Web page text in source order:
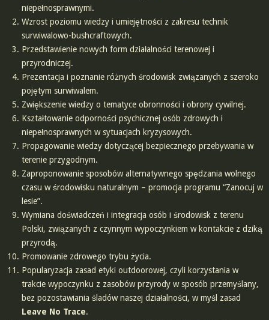
niepełnosprawnymi.
Wzrost poziomu wiedzy i umiejętności z zakresu technik
surwiwalowo-bushcraftowych.
Przedstawienie nowych form działalności terenowej i
przyrodniczej.
Prezentacja i poznanie różnych środowisk związanych z szeroko
pojętym surwiwalem.
Zwiększenie wiedzy o tematyce obronności i obrony cywilnej.
Kształtowanie odporności psychicznej osób zdrowych i
niepełnosprawnych w sytuacjach kryzysowych.
Propagowanie wiedzy dotyczącej bezpiecznego przebywania w
terenie przygodnym.
Zaproponowanie sposobów alternatywnego spędzania wolnego
czasu w środowisku naturalnym – promocja programu “Zanocuj w
lesie”.
Wymiana doświadczeń i integracja osób i środowisk z terenu
Polski, związanych z czynnym wypoczynkiem w kontakcie z dziką
przyrodą.
Promowanie zdrowego trybu życia.
Popularyzacja zasad etyki outdoorowej, czyli korzystania w
trakcie wypoczynku z zasobów przyrody w sposób przemyślany,
bez pozostawiania śladów naszej działalności, w myśl zasad
Leave No Trace.